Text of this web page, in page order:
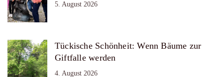
5. August 2026
Tückische Schönheit: Wenn Bäume zur
Giftfalle werden
4. August 2026